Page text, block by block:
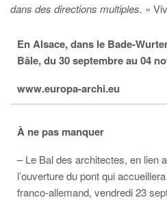
dans des directions multiples. »
En Alsace, dans le Bade-
Bâle, du 30 septembre au 04
www.europa-archi.eu
À ne pas manquer
– Le Bal des architectes, en lien
l’ouverture du pont qui
franco-allemand, vendredi 23